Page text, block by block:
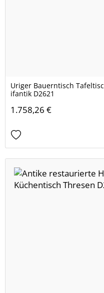
Uriger Bauerntisch
ifantik D2621
1.758,26 €